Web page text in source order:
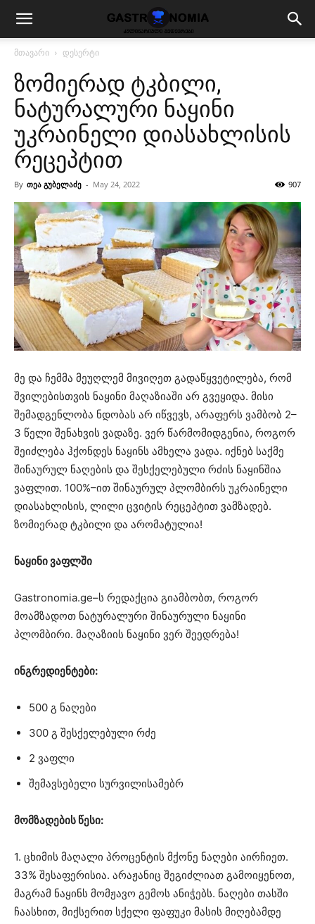
მთავარი დესერტი
ზომიერად ტკბილი,
ნატურალური ნაყინი
უკრაინელი დიასახლისის
რეცეპტით
By თეა გუბელაძე - May 24, 2022 907
მე და ჩემმა მეუღლემ მივიღეთ გადაწყვეტილება, რომ
შვილებისთვის ნაყინი მაღაზიაში არ გვეყიდა. მისი
შემადგენლობა ნდობას არ იწვევს, არაფერს ვამბობ 2–
3 წელი შენახვის ვადაზე. ვერ წარმომიდგენია, როგორ
შეიძლება ჰქონდეს ნაყინს ამხელა ვადა. იქნებ საქმე
შინაურულ ნაღების და შესქელებული რძის ნაყინშია
ვაფლით. 100%–ით შინაურულ პლომბირს უკრაინელი
დიასახლისის, ლილი ცვიტის რეცეპტით ვამზადებ.
ზომიერად ტკბილი და არომატულია!
ნაყინი ვაფლში
Gastronomia.ge–ს რედაქცია გიამბობთ, როგორ
მოამზადოთ ნატურალური შინაურული ნაყინი
პლომბირი. მაღაზიის ნაყინი ვერ შეედრება!
ინგრედიენტები:
500 გ ნაღები
300 გ შესქელებული რძე
2 ვაფლი
შემავსებელი სურვილისამებრ
მომზადების წესი:
1. ცხიმის მაღალი პროცენტის მქონე ნაღები აირჩიეთ.
33% შესაფერისია. არაჟანიც შეგიძლიათ გამოიყენოთ,
მაგრამ ნაყინს მომჟავო გემოს ანიჭებს. ნაღები თასში
ჩაასხით, მიქსერით სქელი ფაფუკი მასის მიღებამდე